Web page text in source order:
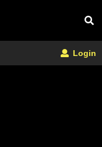
Login